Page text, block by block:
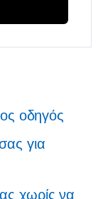
οδηγός
για
χωρίς να